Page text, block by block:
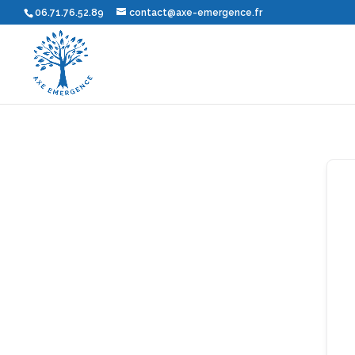
06.71.76.52.89 contact@axe-emergence.fr